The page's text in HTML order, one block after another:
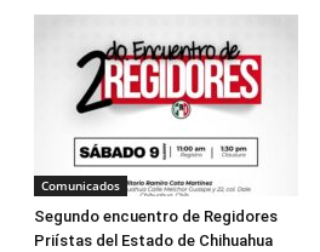
Comunicados
Segundo encuentro de Regidores
Priístas del Estado de Chihuahua